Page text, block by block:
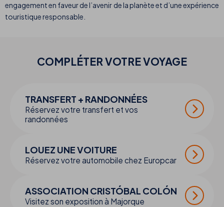
engagement en faveur de l’avenir de la planète et d’une expérience
touristique responsable.
COMPLÉTER VOTREVOYAGE
TRANSFERT + RANDONNÉES
Réservez votre transfert et vos
randonnées
LOUEZ UNE VOITURE
Réservez votre automobile chez Europcar
ASSOCIATION CRISTÓBAL COLÓN
Visitez son exposition à Majorque